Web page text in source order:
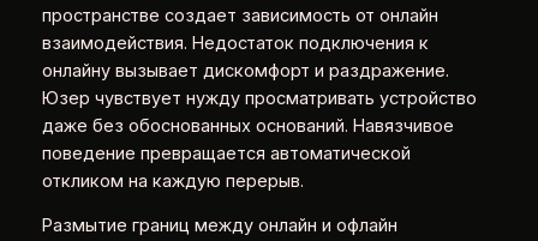
пространстве создает зависимость от онлайн
взаимодействия. Недостаток подключения к
онлайну вызывает дискомфорт и раздражение.
Юзер чувствует нужду просматривать устройство
даже без обоснованных оснований. Навязчивое
поведение превращается автоматической
откликом на каждую перерыв.
Размытие границ между онлайн и офлайн